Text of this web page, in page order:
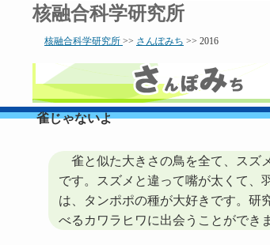
核融合科学研究所
核融合科学研究所 >> さんぽみち >> 2016
雀じゃないよ
雀と似た大きさの鳥を全て、スズ
です。スズメと違って嘴が太くて、
は、タンポポの種が大好きです。研
べるカワラヒワに出会うことができ